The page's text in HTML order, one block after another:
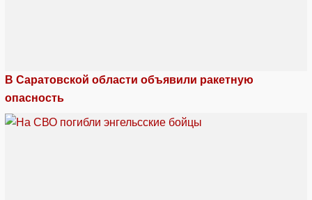
В Саратовской области объявили ракетную
опасность